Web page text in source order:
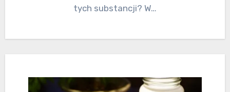
tych substancji? W…